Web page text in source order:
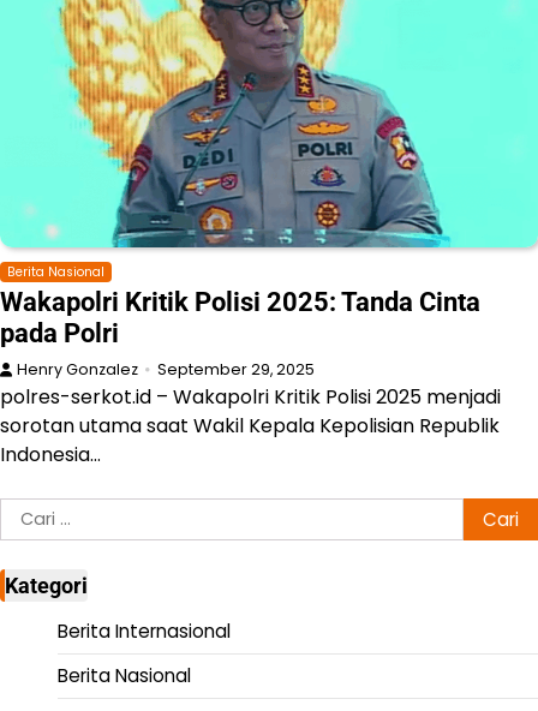
Berita Nasional
Wakapolri Kritik Polisi 2025: Tanda Cinta
pada Polri
Henry Gonzalez September 29, 2025
polres-serkot.id – Wakapolri Kritik Polisi 2025 menjadi
sorotan utama saat Wakil Kepala Kepolisian Republik
Indonesia…
Cari
untuk:
Kategori
Berita Internasional
Berita Nasional